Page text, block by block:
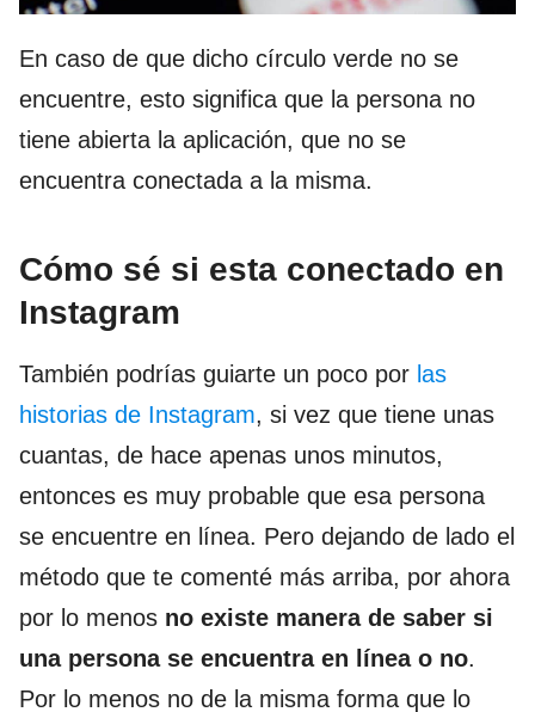
En caso de que dicho círculo verde no se
encuentre, esto significa que la persona no
tiene abierta la aplicación, que no se
encuentra conectada a la misma.
Cómo sé si esta conectado en
Instagram
También podrías guiarte un poco por las
historias de Instagram, si vez que tiene unas
cuantas, de hace apenas unos minutos,
entonces es muy probable que esa persona
se encuentre en línea. Pero dejando de lado el
método que te comenté más arriba, por ahora
por lo menos no existe manera de saber si
una persona se encuentra en línea o no.
Por lo menos no de la misma forma que lo